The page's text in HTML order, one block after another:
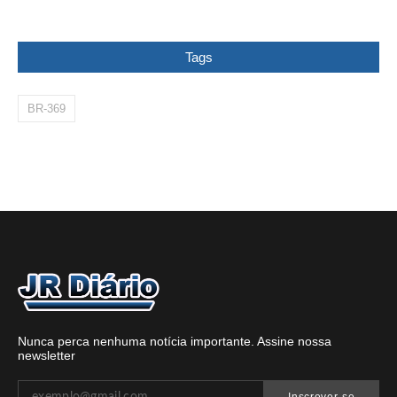
Tags
BR-369
Nunca perca nenhuma notícia importante. Assine nossa
newsletter